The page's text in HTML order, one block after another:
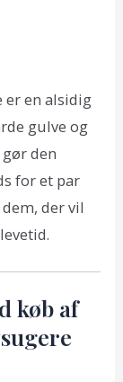
er en alsidig
gulve og
den
for et par
der vil
køb af